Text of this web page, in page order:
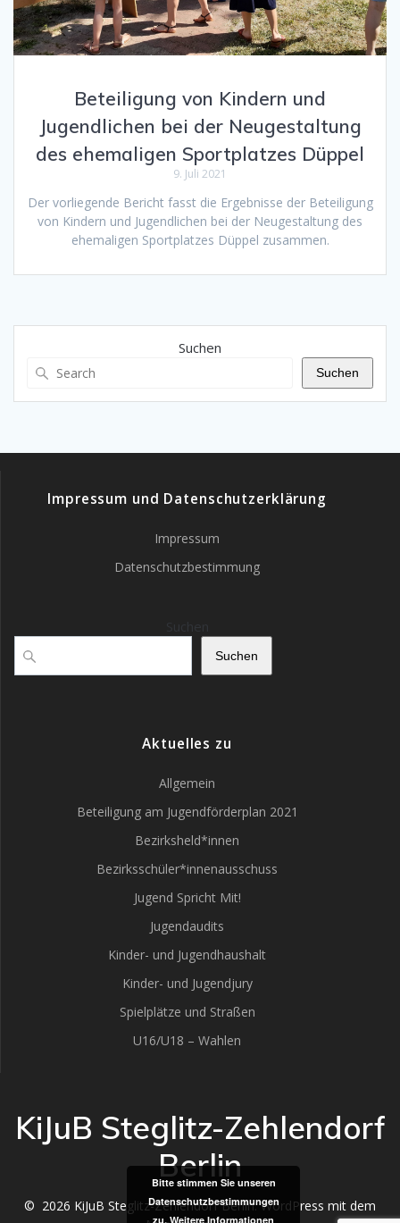
Beteiligung von Kindern und
Jugendlichen bei der Neugestaltung
des ehemaligen Sportplatzes Düppel
9. Juli 2021
Der vorliegende Bericht fasst die Ergebnisse der Beteiligung
von Kindern und Jugendlichen bei der Neugestaltung des
ehemaligen Sportplatzes Düppel zusammen.
Suchen
Suchen
Impressum und Datenschutzerklärung
Impressum
Datenschutzbestimmung
Suchen
Aktuelles zu
Allgemein
Beteiligung am Jugendförderplan 2021
Bezirksheld*innen
Bezirksschüler*innenausschuss
Jugend Spricht Mit!
Jugendaudits
Kinder- und Jugendhaushalt
Kinder- und Jugendjury
Spielplätze und Straßen
U16/U18 – Wahlen
KiJuB Steglitz-Zehlendorf
Berlin
© 2026 KiJuB Steglitz-Zehlendorf Berlin. WordPress mit dem
Bitte stimmen Sie unseren
Datenschutzbestimmungen
zu.Weitere Informationen